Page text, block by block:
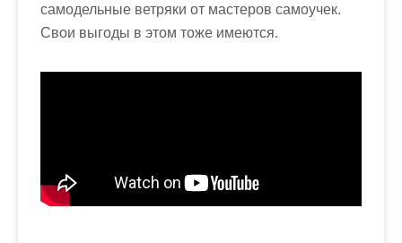
самодельные ветряки от мастеров самоучек.
Свои выгоды в этом тоже имеются.